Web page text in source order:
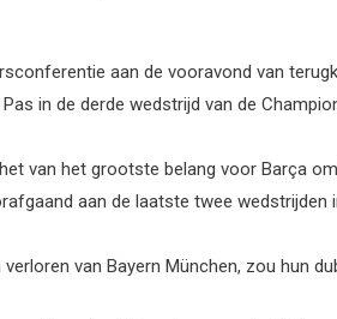
aan de vooravond van
in de derde wedstrijd van de
van het grootste belang voor Barça
aan de laatste twee
van Bayern München, zou hun